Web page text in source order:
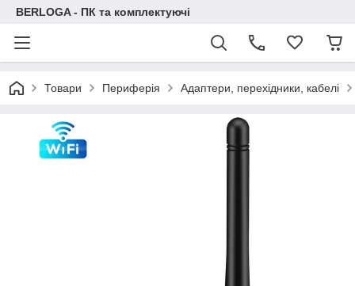
BERLOGA - ПК та комплектуючі
Товари Периферія Адаптери, перехідники, кабелі